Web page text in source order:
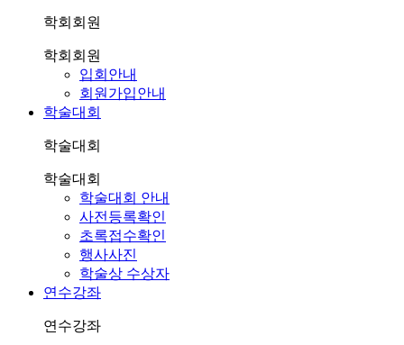
학회회원
학회회원
입회안내
회원가입안내
학술대회
학술대회
학술대회
학술대회 안내
사전등록확인
초록접수확인
행사사진
학술상 수상자
연수강좌
연수강좌